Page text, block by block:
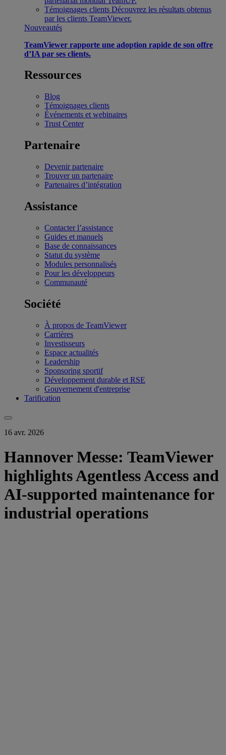
Témoignages clients Découvrez les résultats obtenus
par les clients TeamViewer.
Nouveautés
TeamViewer rapporte une adoption rapide de son offre
d’IA par ses clients.
Ressources
Blog
Témoignages clients
Événements et webinaires
Trust Center
Partenaire
Devenir partenaire
Trouver un partenaire
Partenaires d’intégration
Assistance
Contacter l’assistance
Guides et manuels
Base de connaissances
Statut du système
Modules personnalisés
Pour les développeurs
Communauté
Société
À propos de TeamViewer
Carrières
Investisseurs
Espace actualités
Leadership
Sponsoring sportif
Développement durable et RSE
Gouvernement d'entreprise
Tarification
16 avr. 2026
Hannover Messe: TeamViewer
highlights Agentless Access and
AI-supported maintenance for
industrial operations